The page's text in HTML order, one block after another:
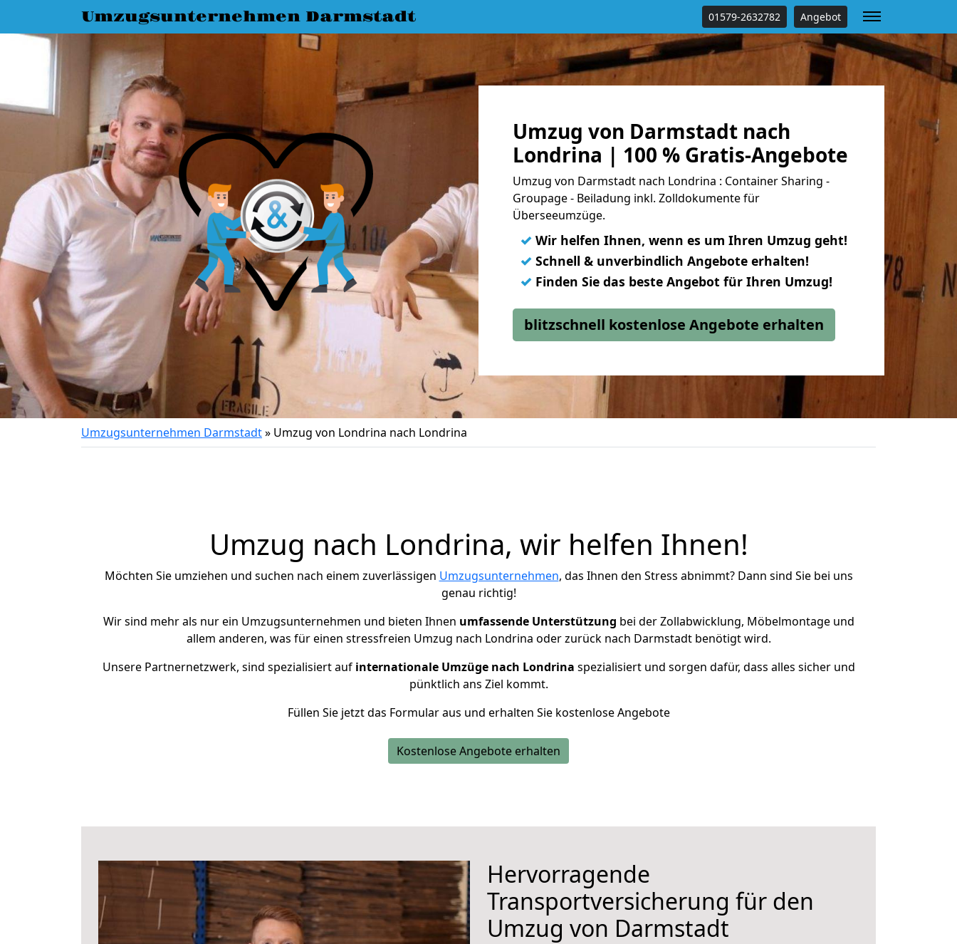
Umzugsunternehmen Darmstadt 01579-2632782 Angebot
Umzug von Darmstadt nach
Londrina | 100 % Gratis-Angebote
Umzug von Darmstadt nach Londrina : Container Sharing -
Groupage - Beiladung inkl. Zolldokumente für
Überseeumzüge.
✓ Wir helfen Ihnen, wenn es um Ihren Umzug geht!
✓ Schnell & unverbindlich Angebote erhalten!
✓ Finden Sie das beste Angebot für Ihren Umzug!
blitzschnell kostenlose Angebote erhalten
Umzugsunternehmen Darmstadt» Umzug von Londrina nach Londrina
Umzug nach Londrina, wir helfen Ihnen!
Möchten Sie umziehen und suchen nach einem zuverlässigen Umzugsunternehmen, das Ihnen den Stress abnimmt? Dann sind Sie bei uns
genau richtig!
Wir sind mehr als nur ein Umzugsunternehmen und bieten Ihnen umfassende Unterstützung bei der Zollabwicklung, Möbelmontage und
allem anderen, was für einen stressfreien Umzug nach Londrina oder zurück nach Darmstadt benötigt wird.
Unsere Partnernetzwerk, sind spezialisiert auf internationale Umzüge nach Londrina spezialisiert und sorgen dafür, dass alles sicher und
pünktlich ans Ziel kommt.
Füllen Sie jetzt das Formular aus und erhalten Sie kostenlose Angebote
Kostenlose Angebote erhalten
Hervorragende
Transportversicherung für den
Umzug von Darmstadt